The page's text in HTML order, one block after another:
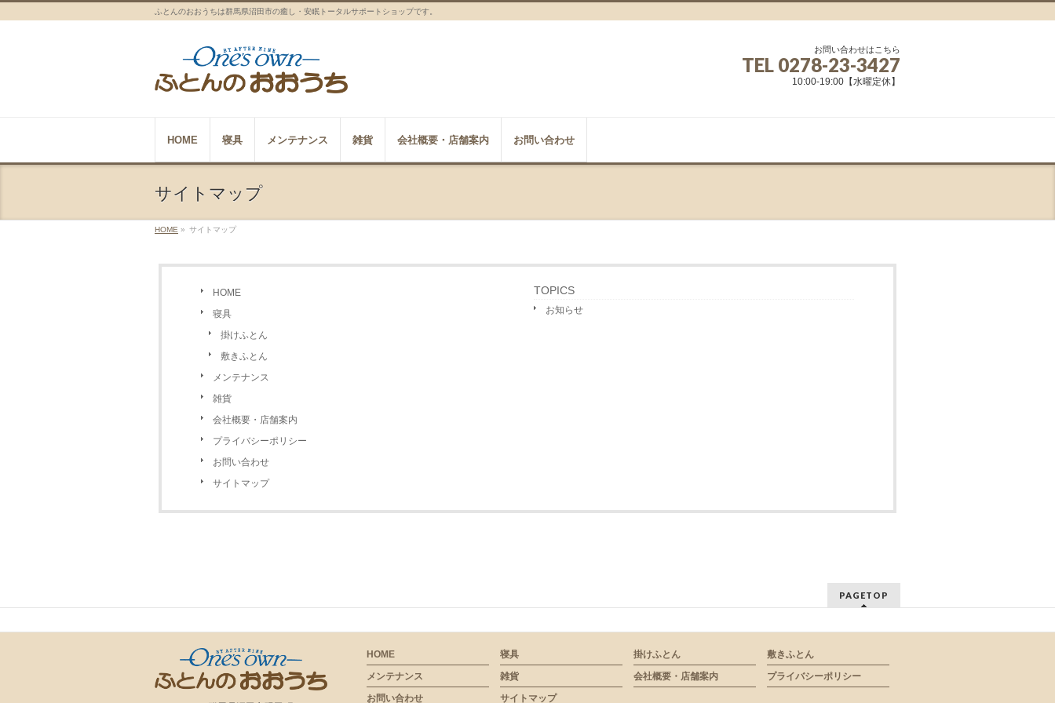
ふとんのおおうちは群馬県沼田市の癒し・安眠トータルサポートショップです。
お問い合わせはこちら
TEL 0278-23-3427
10:00-19:00【水曜定休】
HOME 寝具 メンテナンス 雑貨 会社概要・店舗案内 お問い合わせ
サイトマップ
HOME » サイトマップ
HOME
寝具
掛けふとん
敷きふとん
メンテナンス
雑貨
会社概要・店舗案内
プライバシーポリシー
お問い合わせ
サイトマップ
TOPICS
お知らせ
PAGETOP
HOME 寝具 掛けふとん
敷きふとん
メンテナンス
雑貨 会社概要・店舗案内
プライバシーポリシー
お問い合わせ
サイトマップ